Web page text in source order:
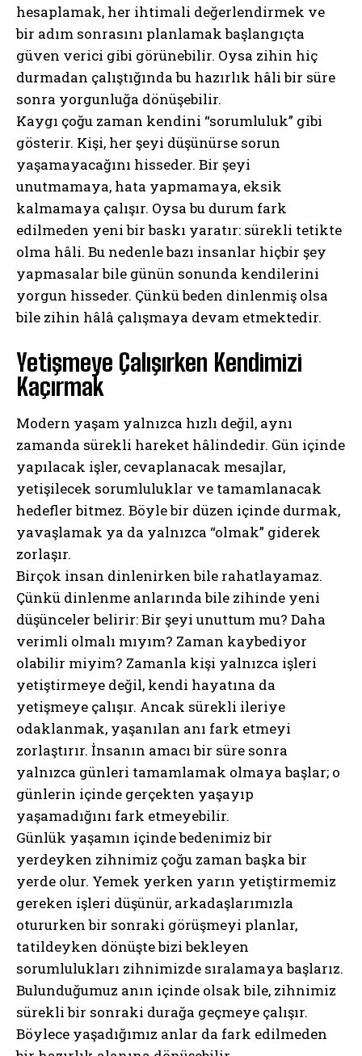
hesaplamak, her ihtimali değerlendirmek ve
bir adım sonrasını planlamak başlangıçta
güven verici gibi görünebilir. Oysa zihin hiç
durmadan çalıştığında bu hazırlık hâli bir süre
sonra yorgunluğa dönüşebilir.
Kaygı çoğu zaman kendini “sorumluluk” gibi
gösterir. Kişi, her şeyi düşünürse sorun
yaşamayacağını hisseder. Bir şeyi
unutmamaya, hata yapmamaya, eksik
kalmamaya çalışır. Oysa bu durum fark
edilmeden yeni bir baskı yaratır: sürekli tetikte
olma hâli. Bu nedenle bazı insanlar hiçbir şey
yapmasalar bile günün sonunda kendilerini
yorgun hisseder. Çünkü beden dinlenmiş olsa
bile zihin hâlâ çalışmaya devam etmektedir.
Yetişmeye Çalışırken Kendimizi
Kaçırmak
Modern yaşam yalnızca hızlı değil, aynı
zamanda sürekli hareket hâlindedir. Gün içinde
yapılacak işler, cevaplanacak mesajlar,
yetişilecek sorumluluklar ve tamamlanacak
hedefler bitmez. Böyle bir düzen içinde durmak,
yavaşlamak ya da yalnızca “olmak” giderek
zorlaşır.
Birçok insan dinlenirken bile rahatlayamaz.
Çünkü dinlenme anlarında bile zihinde yeni
düşünceler belirir: Bir şeyi unuttum mu? Daha
verimli olmalı mıyım? Zaman kaybediyor
olabilir miyim? Zamanla kişi yalnızca işleri
yetiştirmeye değil, kendi hayatına da
yetişmeye çalışır. Ancak sürekli ileriye
odaklanmak, yaşanılan anı fark etmeyi
zorlaştırır. İnsanın amacı bir süre sonra
yalnızca günleri tamamlamak olmaya başlar; o
günlerin içinde gerçekten yaşayıp
yaşamadığını fark etmeyebilir.
Günlük yaşamın içinde bedenimiz bir
yerdeyken zihnimiz çoğu zaman başka bir
yerde olur. Yemek yerken yarın yetiştirmemiz
gereken işleri düşünür, arkadaşlarımızla
otururken bir sonraki görüşmeyi planlar,
tatildeyken dönüşte bizi bekleyen
sorumlulukları zihnimizde sıralamaya başlarız.
Bulunduğumuz anın içinde olsak bile, zihnimiz
sürekli bir sonraki durağa geçmeye çalışır.
Böylece yaşadığımız anlar da fark edilmeden